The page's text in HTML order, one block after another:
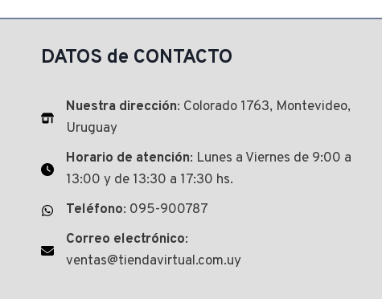
DATOS de CONTACTO
Nuestra dirección: Colorado 1763, Montevideo,
Uruguay
Horario de atención: Lunes a Viernes de 9:00 a
13:00 y de 13:30 a 17:30 hs.
Teléfono: 095-900787
Correo electrónico:
ventas@tiendavirtual.com.uy